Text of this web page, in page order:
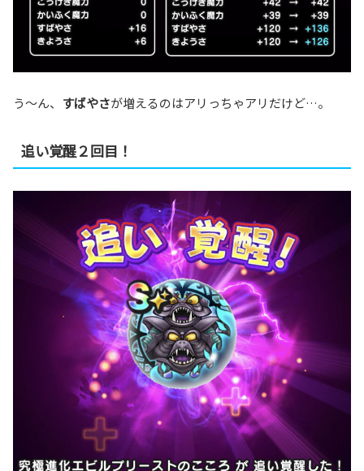
う〜ん、 すばやさが増えるのはアリっちゃアリだけど…。
追い覚醒２回目！